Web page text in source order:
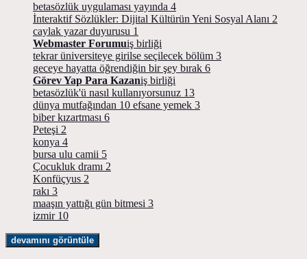
betasözlük uygulaması yayında 4
İnteraktif Sözlükler: Dijital Kültürün Yeni Sosyal Alanı 2
caylak yazar duyurusu 1
Webmaster Forumuiş birliği
tekrar üniversiteye girilse seçilecek bölüm 3
geceye hayatta öğrendiğin bir şey bırak 6
Görev Yap Para Kazaniş birliği
betasözlük'ü nasıl kullanıyorsunuz 13
dünya mutfağından 10 efsane yemek 3
biber kızartması 6
Peteşi 2
konya 4
bursa ulu camii 5
Çocukluk dramı 2
Konfüçyus 2
rakı 3
maaşın yattığı gün bitmesi 3
izmir 10
devamını görüntüle